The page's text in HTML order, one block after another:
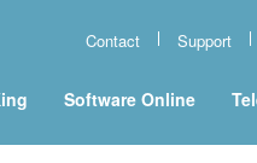
Software Online
Support
Contact